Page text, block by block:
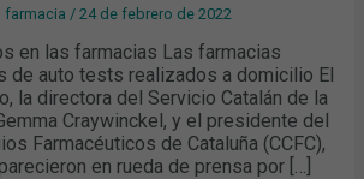
farmacia /24 de febrero de 2022
en las farmacias Las farmacias
de auto tests realizados a domicilio El
la directora del Servicio Catalán de la
Craywinckel, y el presidente del
Farmacéuticos de Cataluña (CCFC),
en rueda de prensa por […]